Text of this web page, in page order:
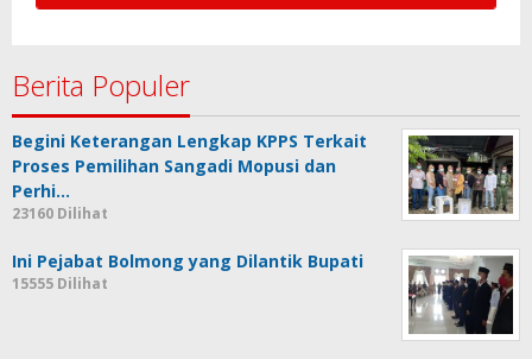
Berita Populer
Begini Keterangan Lengkap KPPS Terkait
Proses Pemilihan Sangadi Mopusi dan
Perhi…
23160 Dilihat
Ini Pejabat Bolmong yang Dilantik Bupati
15555 Dilihat